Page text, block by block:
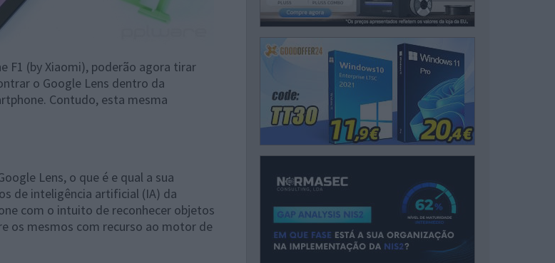
F1 (by Xiaomi), poderão agora tirar
o Google Lens dentro da
Contudo, esta mesma
Lens, o que é e qual a sua
de inteligência artificial (IA) da
com o intuito de reconhecer objetos
os mesmos com recurso ao motor de